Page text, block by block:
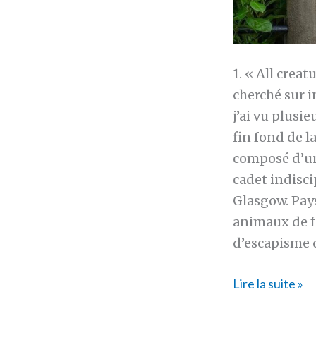
1. « All
cherché sur
j’ai vu
fin fond de
composé
cadet
Glasgow.
animaux de
10
Lire la suite »